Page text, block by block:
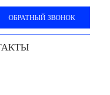
ОБРАТНЫЙ ЗВОНОК